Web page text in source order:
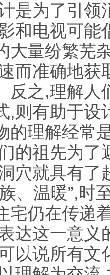
是为了引
和电视可能
大量纷繁芜
而准确地
反之,理解人
,则有助于设
的理解经常
的祖先为了
穴就具有
、温暖”,时
宅仍在传递
达这一意义
以说所有